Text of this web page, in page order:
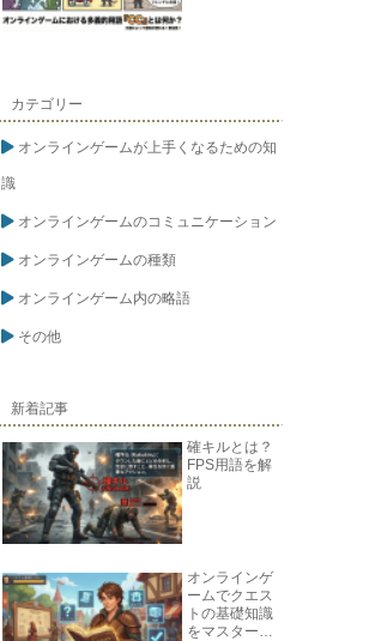
カテゴリー
オンラインゲームが上手くなるための知
識
オンラインゲームのコミュニケーション
オンラインゲームの種類
オンラインゲーム内の略語
その他
新着記事
確キルとは？
FPS用語を解
説
オンラインゲ
ームでクエス
トの基礎知識
をマスターし